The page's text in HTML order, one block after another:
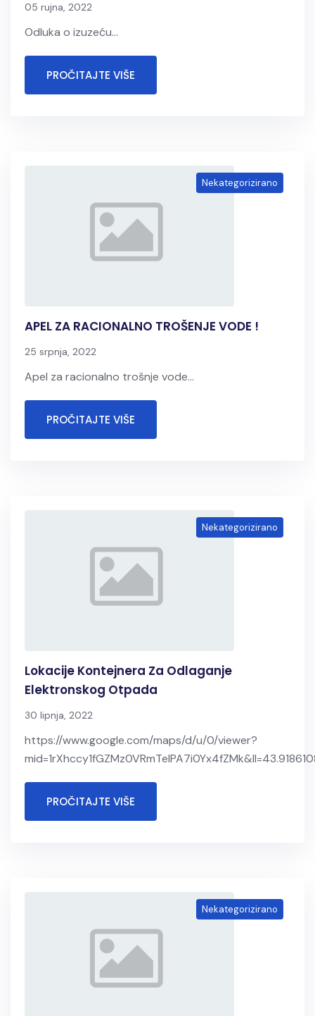
05 rujna, 2022
Odluka o izuzeću...
PROČITAJTE VIŠE
Nekategorizirano
APEL ZA RACIONALNO TROŠENJE VODE !
25 srpnja, 2022
Apel za racionalno trošnje vode...
PROČITAJTE VIŠE
Nekategorizirano
Lokacije Kontejnera Za Odlaganje
Elektronskog Otpada
30 lipnja, 2022
https://www.google.com/maps/d/u/0/viewer?
PROČITAJTE VIŠE
Nekategorizirano